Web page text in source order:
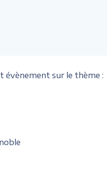
évènement sur le thème :